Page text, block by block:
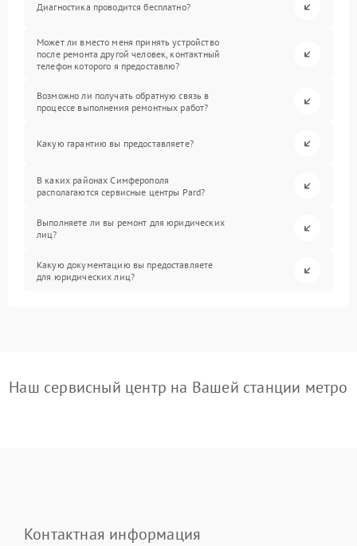
Диагностика проводится бесплатно?
Может ли вместо меня принять устройство
после ремонта другой человек, контактный
телефон которого я предоставлю?
Возможно ли получать обратную связь в
процессе выполнения ремонтных работ?
Какую гарантию вы предоставляете?
В каких районах Симферополя
располагаются сервисные центры Pard?
Выполняете ли вы ремонт для юридических
лиц?
Какую документацию вы предоставляете
для юридических лиц?
Наш сервисный центр на Вашей станции метро
Контактная информация